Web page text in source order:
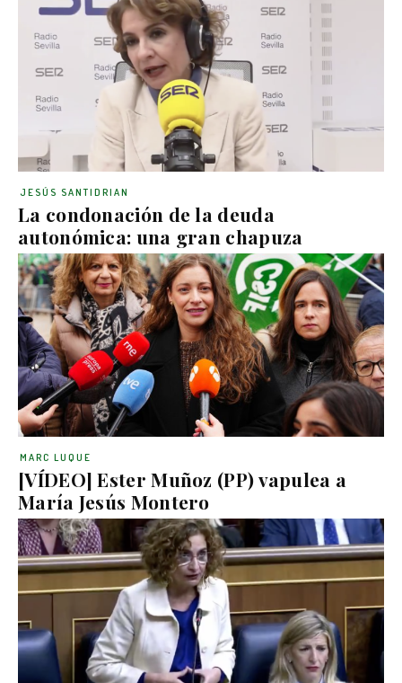
La condonación de la deuda
autonómica: una gran chapuza
JESÚS SANTIDRIAN
[VÍDEO] Ester Muñoz (PP) vapulea a
María Jesús Montero
MARC LUQUE